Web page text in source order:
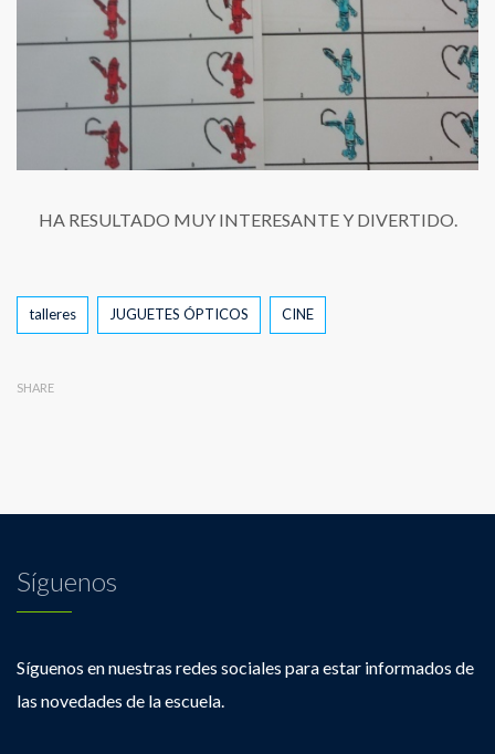
HA RESULTADO MUY INTERESANTE Y DIVERTIDO.
Tags
talleres JUGUETES ÓPTICOS CINE
SHARE
Síguenos
Síguenos en nuestras redes sociales para estar informados de
las novedades de la escuela.